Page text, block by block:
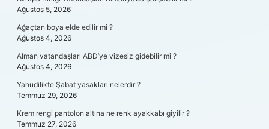
Ağustos 5, 2026
Ağaçtan boya elde edilir mi ?
Ağustos 4, 2026
Alman vatandaşları ABD’ye vizesiz gidebilir mi ?
Ağustos 4, 2026
Yahudilikte Şabat yasakları nelerdir ?
Temmuz 29, 2026
Krem rengi pantolon altına ne renk ayakkabı giyilir ?
Temmuz 27, 2026